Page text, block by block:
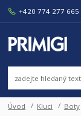
+420 774 277 665
Úvod Kluci Boty